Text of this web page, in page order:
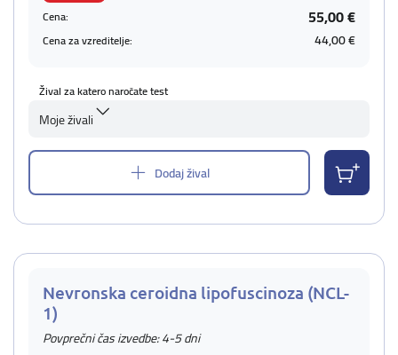
Cena:
55,00 €
Cena za vzreditelje: 44,00 €
Žival za katero naročate test
Moje živali
Dodaj žival
Nevronska ceroidna lipofuscinoza (NCL-
1)
Povprečni čas izvedbe: 4-5 dni